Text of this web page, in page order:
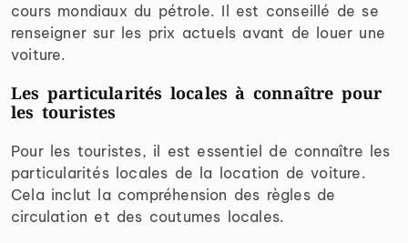
cours mondiaux du pétrole. Il est conseillé de se
renseigner sur les prix actuels avant de louer une
voiture.
Les particularités locales à connaître pour
les touristes
Pour les touristes, il est essentiel de connaître les
particularités locales de la location de voiture.
Cela inclut la compréhension des règles de
circulation et des coutumes locales.